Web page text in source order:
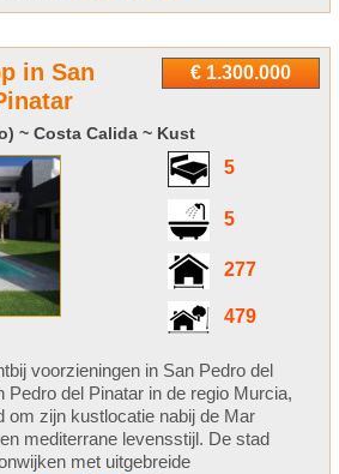
€ 1.300.000
in San
~ Costa Calida ~ Kust
5
5
277
479
voorzieningen in San Pedro del
Pedro del Pinatar in de regio Murcia,
om zijn kustlocatie nabij de Mar
mediterrane levensstijl. De stad
met uitgebreide